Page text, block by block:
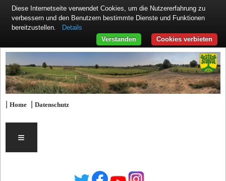
|Home |Datenschutz
≡
Diese Internetseite verwendet Cookies, um die Nutzererfahrung zu
verbessern und den Benutzern bestimmte Dienste und Funktionen
bereitzustellen.
Details
Cookies verbieten
Verstanden